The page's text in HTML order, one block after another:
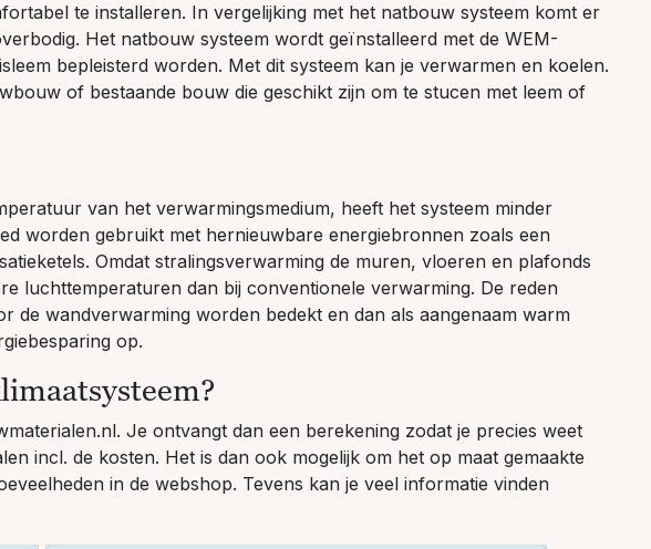
te installeren. In vergelijking met het natbouw systeem komt er
Het natbouw systeem wordt geïnstalleerd met de WEM-
bepleisterd worden. Met dit systeem kan je verwarmen en koelen.
of bestaande bouw die geschikt zijn om te stucen met leem of
van het verwarmingsmedium, heeft het systeem minder
worden gebruikt met hernieuwbare energiebronnen zoals een
Omdat stralingsverwarming de muren, vloeren en plafonds
luchttemperaturen dan bij conventionele verwarming. De reden
de wandverwarming worden bedekt en dan als aangenaam warm
op.
Je ontvangt dan een berekening zodat je precies weet
incl. de kosten. Het is dan ook mogelijk om het op maat gemaakte
in de webshop. Tevens kan je veel informatie vinden